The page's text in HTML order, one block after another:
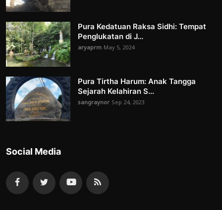
Pura Kedatuan Raksa Sidhi: Tempat
Penglukatan di J...
aryaprm May 5, 2024
Pura Tirtha Harum: Anak Tangga
Sejarah Kelahiran S...
sangraynor Sep 24, 2023
Social Media